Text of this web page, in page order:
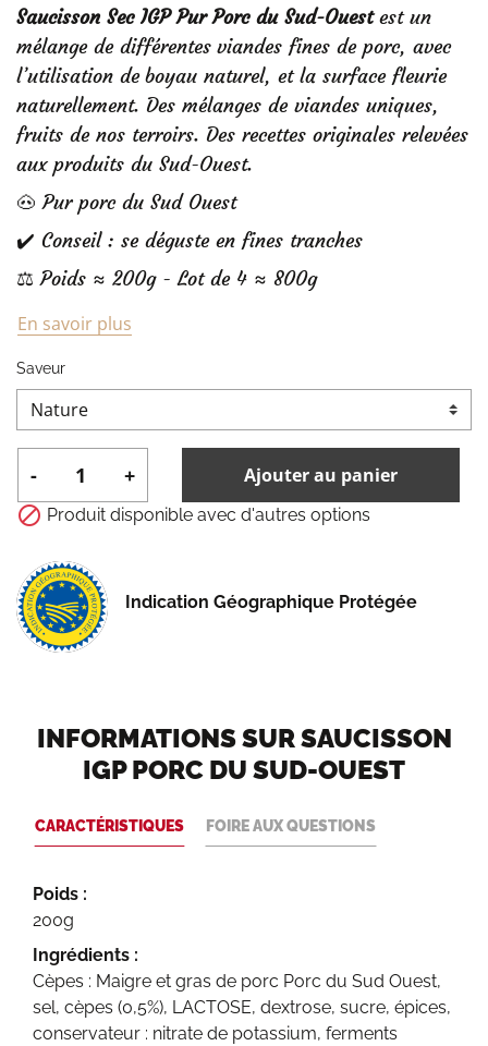
Saucisson Sec IGP Pur Porc du Sud-Ouestest un
mélange de différentes viandes fines de porc, avec
l’utilisation de boyau naturel, et la surface fleurie
naturellement. Des mélanges de viandes uniques,
fruits de nos terroirs. Des recettes originales relevées
aux produits du Sud-Ouest.
🐽 Pur porc du Sud Ouest
✔️ Conseil : se déguste en fines tranches
⚖️ Poids ≈ 200g - Lot de 4 ≈ 800g
En savoir plus
Saveur
- + Ajouter au panier
 Produit disponible avec d'autres options
Indication Géographique Protégée
INFORMATIONS SUR SAUCISSON
IGP PORC DU SUD-OUEST
CARACTÉRISTIQUES FOIRE AUX QUESTIONS
Poids :
200g
Ingrédients :
Cèpes : Maigre et gras de porc Porc du Sud Ouest,
sel, cèpes (0,5%), LACTOSE, dextrose, sucre, épices,
conservateur : nitrate de potassium, ferments